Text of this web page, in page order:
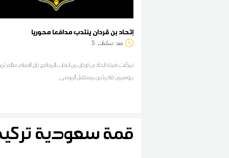
إتحاد بن قردان ينتدب مدافعا محوريا
منذ ساعات 5
تمكنت هيئة اتحاد بن قردان من انتداب المدافع تاج الاسلام سالم
موسمين قادما من مستقبل المرسى
قمة سعودية